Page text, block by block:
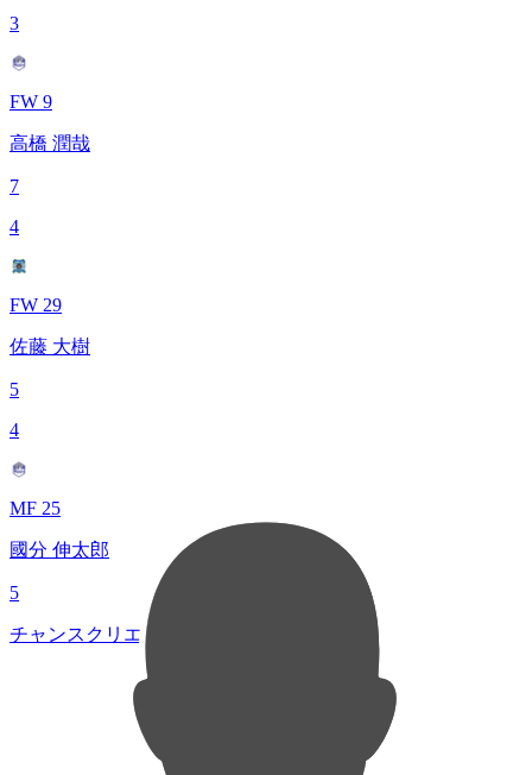
3
FW 9
高橋 潤哉
7
4
FW 29
佐藤 大樹
5
4
MF 25
國分 伸太郎
5
チャンスクリエイト総数